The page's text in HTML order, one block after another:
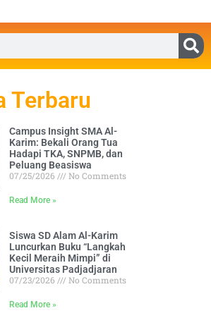
Terbaru
Campus Insight SMA Al-
Karim: Bekali Orang Tua
Hadapi TKA, SNPMB, dan
Peluang Beasiswa
07/25/2026
No Comments
Read More »
Siswa SD Alam Al-Karim
Luncurkan Buku “Langkah
Kecil Meraih Mimpi” di
Universitas Padjadjaran
07/23/2026
No Comments
Read More »